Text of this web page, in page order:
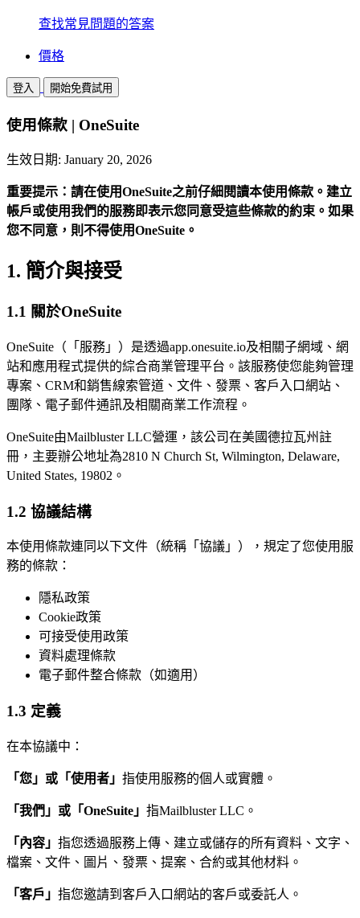
查找常見問題的答案
價格
登入 開始免費試用
使用條款 | OneSuite
生效日期: January 20, 2026
重要提示：請在使用OneSuite之前仔細閱讀本使用條款。建立
帳戶或使用我們的服務即表示您同意受這些條款的約束。如果
您不同意，則不得使用OneSuite。
1. 簡介與接受
1.1 關於OneSuite
OneSuite（「服務」）是透過app.onesuite.io及相關子網域、網
站和應用程式提供的綜合商業管理平台。該服務使您能夠管理
專案、CRM和銷售線索管道、文件、發票、客戶入口網站、
團隊、電子郵件通訊及相關商業工作流程。
OneSuite由Mailbluster LLC營運，該公司在美國德拉瓦州註
冊，主要辦公地址為2810 N Church St, Wilmington, Delaware,
United States, 19802。
1.2 協議結構
本使用條款連同以下文件（統稱「協議」），規定了您使用服
務的條款：
隱私政策
Cookie政策
可接受使用政策
資料處理條款
電子郵件整合條款（如適用）
1.3 定義
在本協議中：
「您」或「使用者」 指使用服務的個人或實體。
「我們」或「OneSuite」 指Mailbluster LLC。
「內容」 指您透過服務上傳、建立或儲存的所有資料、文字、
檔案、文件、圖片、發票、提案、合約或其他材料。
「客戶」 指您邀請到客戶入口網站的客戶或委託人。